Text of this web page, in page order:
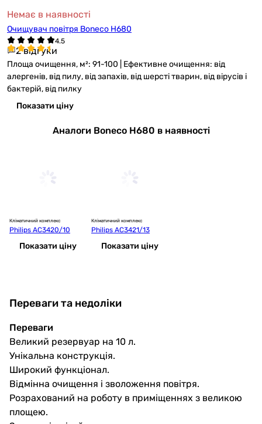
Немає в наявності
Очищувач повітря Boneco H680
2 відгуки
Площа очищення, м²: 91-100 | Ефективне очищення: від
алергенів, від пилу, від запахів, від шерсті тварин, від вірусів і
бактерій, від пилку
Показати ціну
Аналоги Boneco H680 в наявності
Кліматичний комплекс
Philips AC3420/10
Показати ціну
Кліматичний комплекс
Philips AC3421/13
Показати ціну
Переваги та недоліки
Переваги
Великий резервуар на 10 л.
Унікальна конструкція.
Широкий функціонал.
Відмінна очищення і зволоження повітря.
Розрахований на роботу в приміщеннях з великою
площею.